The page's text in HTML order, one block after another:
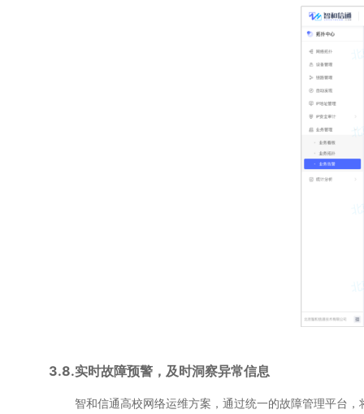
3.8.实时故障预警，及时洞察异常信息
智和信通高校网络运维方案，通过统一的故障管理平台，